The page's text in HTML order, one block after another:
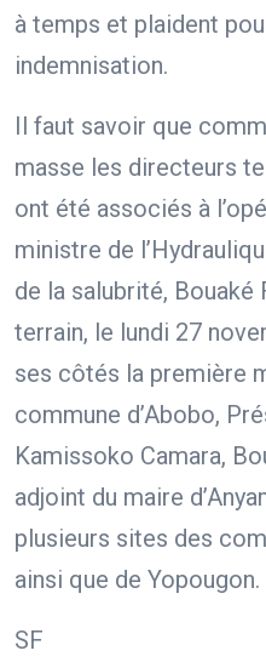
à temps et plaident
indemnisation.
Il faut savoir que
masse les directeurs
ont été associés à
ministre de
de la salubrité, Bouaké
terrain, le lundi 27
ses côtés la première
commune d’Abobo,
Kamissoko Camara,
adjoint du maire
plusieurs sites des
ainsi que de Yopougon.
SF